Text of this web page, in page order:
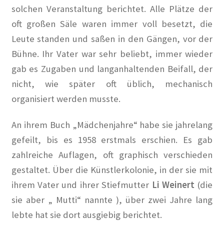
Gedenken an Holger Münzer
Gedenken an Silja Lésny
Mahnmal für die politisch Verfolgten auf dem Ludwig-
Walter Hasenclever
Gedenktafeln
Grundsteinlegung
Hoffest 2023
Ihr Kunst Blog in Corona Zeiten
solchen Veranstaltung berichtet. Alle Plätze der
oft großen Säle waren immer voll besetzt, die
Leute standen und saßen in den Gängen, vor der
Bühne. Ihr Vater war sehr beliebt, immer wieder
gab es Zugaben und langanhaltenden Beifall, der
nicht, wie später oft üblich, mechanisch
organisiert werden musste.
An ihrem Buch „Mädchenjahre“ habe sie jahrelang
gefeilt, bis es 1958 erstmals erschien. Es gab
zahlreiche Auflagen, oft graphisch verschieden
gestaltet. Über die Künstlerkolonie, in der sie mit
ihrem Vater und ihrer Stiefmutter Li Weinert (die
sie aber „ Mutti“ nannte ), über zwei Jahre lang
lebte hat sie dort ausgiebig berichtet.